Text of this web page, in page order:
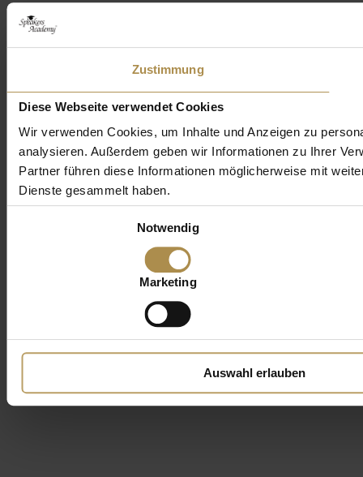
Zustimmung
Diese Webseite verwendet Cookies
Wir verwenden Cookies, um Inhalte und Anzeigen zu
analysieren. Außerdem geben wir Informationen zu Ihrer
Partner führen diese Informationen möglicherweise mit
Dienste gesammelt haben.
Notwendig
Marketing
Auswahl erlauben